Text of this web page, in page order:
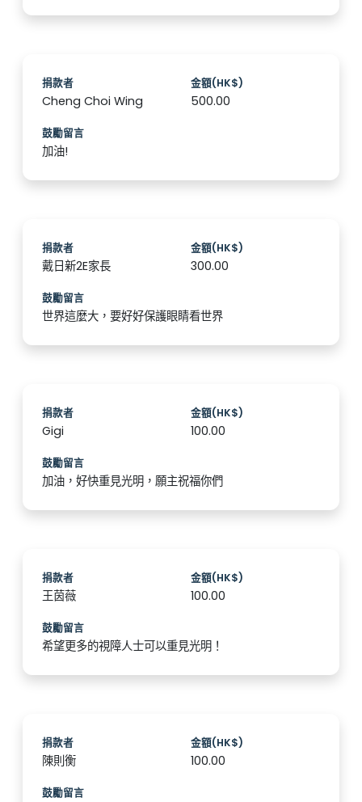
捐款者
Cheng Choi Wing
金額(HK$)
500.00
鼓勵留言
加油!
捐款者
戴日新2E家長
金額(HK$)
300.00
鼓勵留言
世界這麼大，要好好保護眼睛看世界
捐款者
Gigi
金額(HK$)
100.00
鼓勵留言
加油，好快重見光明，願主祝福你們
捐款者
王茵薇
金額(HK$)
100.00
鼓勵留言
希望更多的視障人士可以重見光明！
捐款者
陳則衡
金額(HK$)
100.00
鼓勵留言